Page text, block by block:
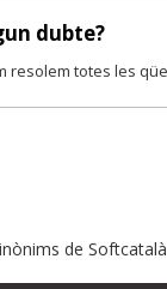
dubte?
resolem totes les
de